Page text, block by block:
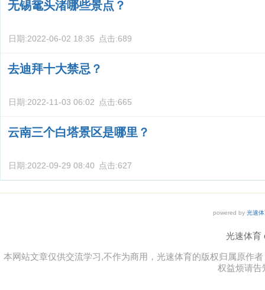
无锡鼋头渚哪些景点？
日期:2022-06-02 18:35 点击:689
去迪拜十大禁忌？
日期:2022-11-03 06:02 点击:665
云南三个白塔景区是哪里？
日期:2022-09-29 08:40 点击:627
powered by 光速
光速体育
本网站文章仅供交流学习,不作为商用，光速体育的版权归属原作
权益烦请告